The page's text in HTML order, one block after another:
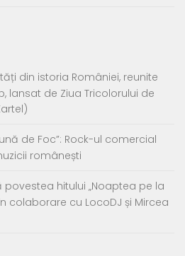
din istoria României, reunite
lansat de Ziua Tricolorului de
de Foc”: Rock-ul comercial
românești
hitului „Noaptea pe la
colaborare cu LocoDJ și Mircea